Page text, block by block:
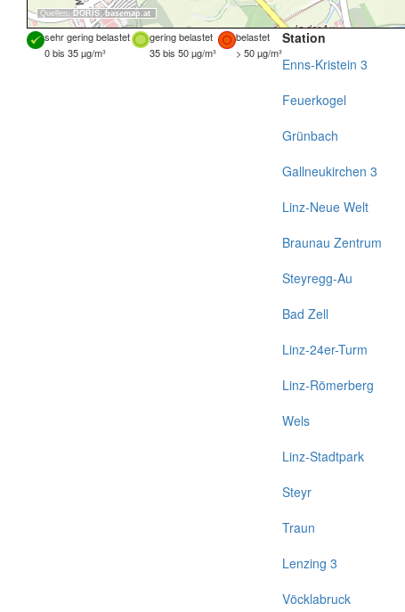
Quellen: DORIS, basemap.at
sehr gering belastet gering belastet
belastet
0 bis 35 µg/m³
35 bis 50 µg/m³ > 50 µg/m³
Station
Enns-Kristein 3
Feuerkogel
Grünbach
Gallneukirchen 3
Linz-Neue Welt
Braunau Zentrum
Steyregg-Au
Bad Zell
Linz-24er-Turm
Linz-Römerberg
Wels
Linz-Stadtpark
Steyr
Traun
Lenzing 3
Vöcklabruck